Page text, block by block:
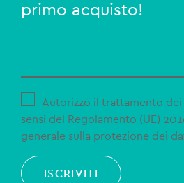
primo acquisto!
Autorizzo il trattamento dei
sensi del Regolamento (UE)
generale sulla protezione dei
ISCRIVITI